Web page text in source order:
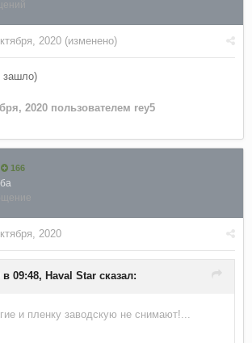
2020 (изменено)
зашло)
2020 пользователем rey5
166
2020
в 09:48, Haval Star сказал:
и пленку заводскую не снимают!...